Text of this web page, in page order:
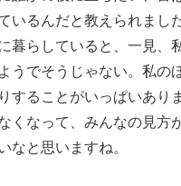
いるんだと教えられまし
暮らしていると、一見、
うでそうじゃない。私の
することがいっぱいあり
くなって、みんなの見方
なと思いますね。